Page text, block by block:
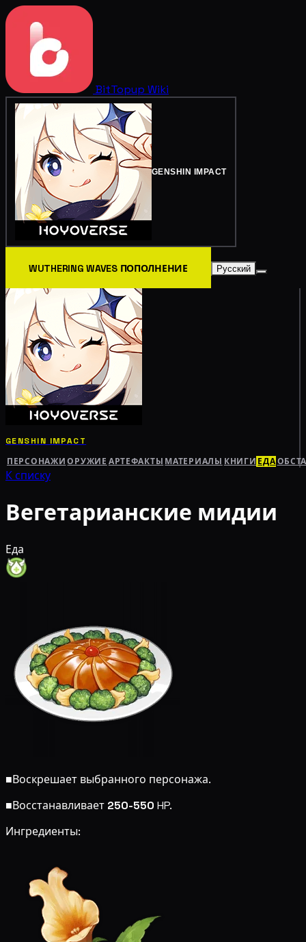
BitTopup Wiki
GENSHIN IMPACT
WUTHERING WAVES ПОПОЛНЕНИЕ Русский
GENSHIN IMPACT
ПЕРСОНАЖИ ОРУЖИЕ АРТЕФАКТЫ МАТЕРИАЛЫ КНИГИ ЕДА
К списку
Вегетарианские мидии
Еда
■Воскрешает выбранного персонажа.
■Восстанавливает 250-550 HP.
Ингредиенты: